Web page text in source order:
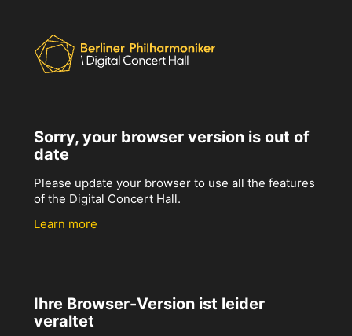
Sorry, your browser version is out of
date
Please update your browser to use all the features
of the Digital Concert Hall.
Learn more
Ihre Browser-Version ist leider
veraltet